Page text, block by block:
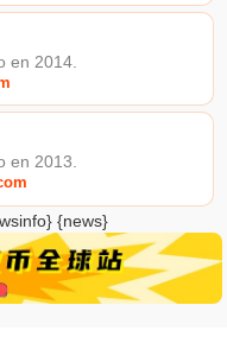
en 2014.
en 2013.
{news}